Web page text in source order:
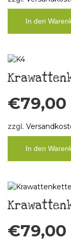
In den
€79,00
zzgl.
In den
€79,00